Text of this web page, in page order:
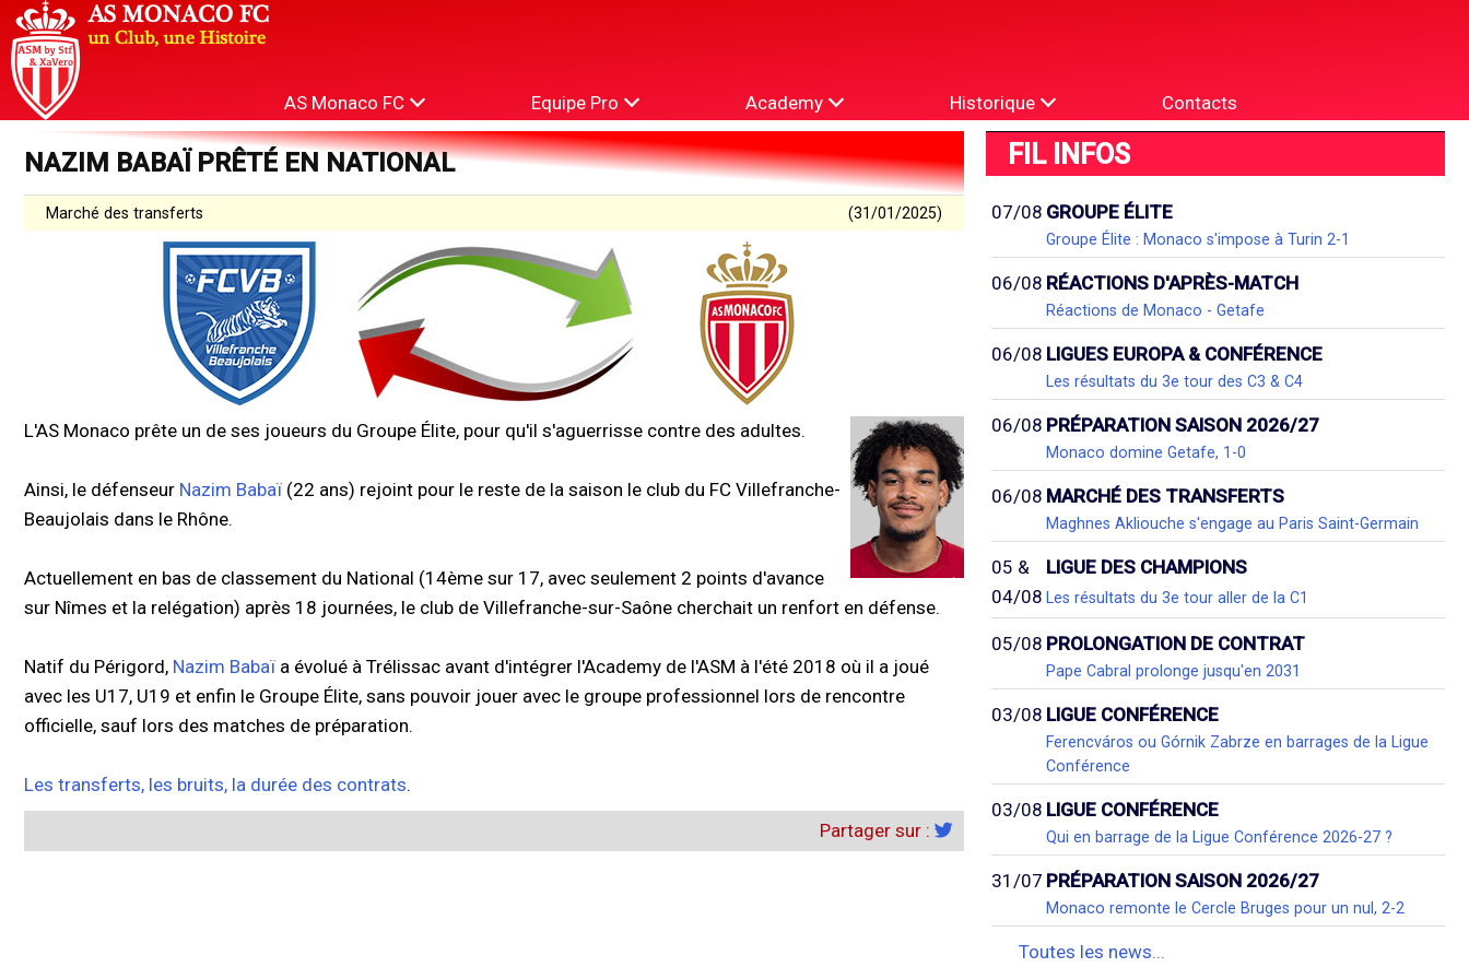
AS Monaco FC Equipe Pro Academy Historique Contacts
NAZIM BABAÏ PRÊTÉ EN NATIONAL
Marché des transferts (31/01/2025)
L'AS Monaco prête un de ses joueurs du Groupe Élite, pour qu'il s'aguerrisse contre des adultes.
Ainsi, le défenseur Nazim Babaï (22 ans) rejoint pour le reste de la saison le club du FC Villefranche-
Beaujolais dans le Rhône.
Actuellement en bas de classement du National (14ème sur 17, avec seulement 2 points d'avance
sur Nîmes et la relégation) après 18 journées, le club de Villefranche-sur-Saône cherchait un renfort en défense.
Natif du Périgord, Nazim Babaï a évolué à Trélissac avant d'intégrer l'Academy de l'ASM à l'été 2018 où il a joué
avec les U17, U19 et enfin le Groupe Élite, sans pouvoir jouer avec le groupe professionnel lors de rencontre
officielle, sauf lors des matches de préparation.
Les transferts, les bruits, la durée des contrats.
Partager sur :
FIL INFOS
07/08 GROUPE ÉLITE
Groupe Élite : Monaco s'impose à Turin 2-1
06/08 RÉACTIONS D'APRÈS-MATCH
Réactions de Monaco - Getafe
06/08 LIGUES EUROPA & CONFÉRENCE
Les résultats du 3e tour des C3 & C4
06/08 PRÉPARATION SAISON 2026/27
Monaco domine Getafe, 1-0
06/08 MARCHÉ DES TRANSFERTS
Maghnes Akliouche s'engage au Paris Saint-Germain
05 &
04/08
LIGUE DES CHAMPIONS
Les résultats du 3e tour aller de la C1
05/08 PROLONGATION DE CONTRAT
Pape Cabral prolonge jusqu'en 2031
03/08 LIGUE CONFÉRENCE
Ferencváros ou Górnik Zabrze en barrages de la Ligue
Conférence
03/08 LIGUE CONFÉRENCE
Qui en barrage de la Ligue Conférence 2026-27 ?
31/07 PRÉPARATION SAISON 2026/27
Monaco remonte le Cercle Bruges pour un nul, 2-2
Toutes les news...